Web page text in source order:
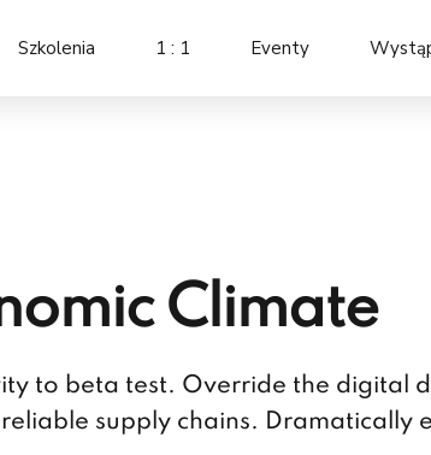
Szkolenia 1 : 1 Eventy
Climate
to beta test. Override the digital
supply chains. Dramatically